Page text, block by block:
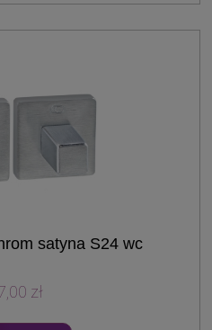
satyna S24 wc
zł